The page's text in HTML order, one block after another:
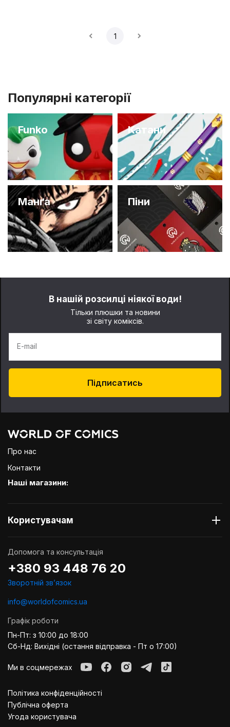
1
Популярні категорії
Funko Катани
Манґа Піни
В нашій розсилці ніякої води!
Тільки плюшки та новини
зі світу коміксів.
E-mail
Підписатись
Про нас
Контакти
Наші магазини:
Користувачам
Допомога та консультація
+380 93 448 76 20
Зворотній звʼязок
info@worldofcomics.ua
Графік роботи
Пн-Пт: з 10:00 до 18:00
Сб-Нд: Вихідні (остання відправка - Пт о 17:00)
Ми в соцмережах
Політика конфіденційності
Публiчна оферта
Угода користувача